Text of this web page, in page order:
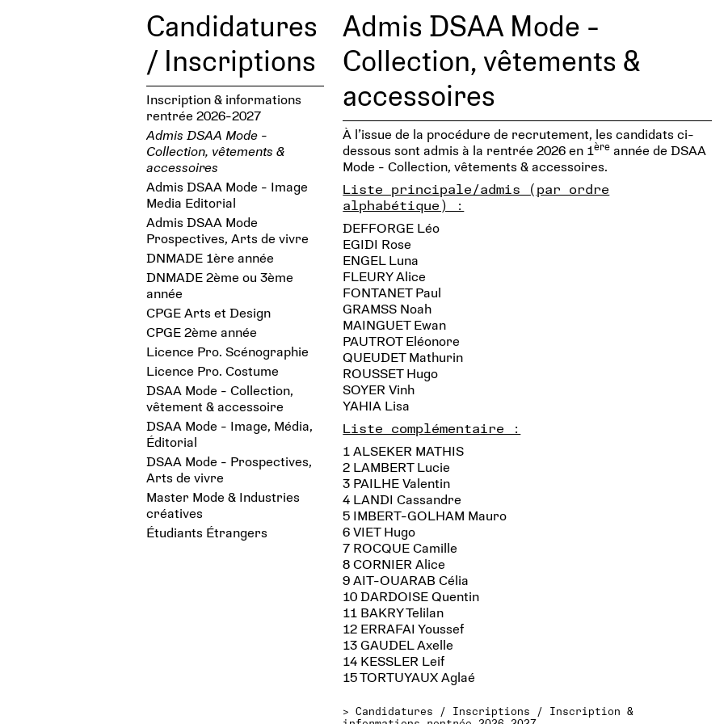
Candidatures
/ Inscriptions
Inscription & informations
rentrée 2026-2027
Admis DSAA Mode -
Collection, vêtements &
accessoires
Admis DSAA Mode - Image
Media Editorial
Admis DSAA Mode
Prospectives, Arts de vivre
DNMADE 1ère année
DNMADE 2ème ou 3ème
année
CPGE Arts et Design
CPGE 2ème année
Licence Pro. Scénographie
Licence Pro. Costume
DSAA Mode - Collection,
vêtement & accessoire
DSAA Mode - Image, Média,
Éditorial
DSAA Mode - Prospectives,
Arts de vivre
Master Mode & Industries
créatives
Étudiants Étrangers
Admis DSAA Mode -
Collection, vêtements &
accessoires
À l’issue de la procédure de recrutement, les candidats ci-
dessous sont admis à la rentrée 2026 en 1ère année de DSAA
Mode - Collection, vêtements & accessoires.
Liste principale/admis (par ordre
alphabétique) :
DEFFORGE Léo
EGIDI Rose
ENGEL Luna
FLEURY Alice
FONTANET Paul
GRAMSS Noah
MAINGUET Ewan
PAUTROT Eléonore
QUEUDET Mathurin
ROUSSET Hugo
SOYER Vinh
YAHIA Lisa
Liste complémentaire :
1 ALSEKER MATHIS
2 LAMBERT Lucie
3 PAILHE Valentin
4 LANDI Cassandre
5 IMBERT-GOLHAM Mauro
6 VIET Hugo
7 ROCQUE Camille
8 CORNIER Alice
9 AIT-OUARAB Célia
10 DARDOISE Quentin
11 BAKRY Telilan
12 ERRAFAI Youssef
13 GAUDEL Axelle
14 KESSLER Leif
15 TORTUYAUX Aglaé
>Candidatures / Inscriptions / Inscription &